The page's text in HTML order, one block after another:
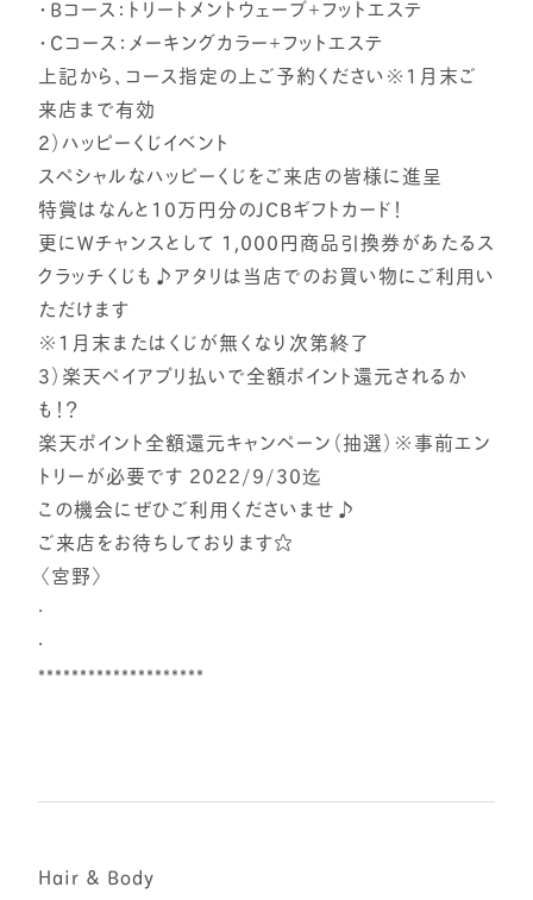
・Bコース：トリートメントウェーブ＋フットエステ
・Cコース：メーキングカラー＋フットエステ
上記から、コース指定の上ご予約ください※1月末ご
来店まで有効
2）ハッピーくじイベント
スペシャルなハッピーくじをご来店の皆様に進呈
特賞はなんと10万円分のJCBギフトカード！
更にWチャンスとして 1,000円商品引換券があたるス
クラッチくじも♪アタリは当店でのお買い物にご利用い
ただけます
※1月末またはくじが無くなり次第終了
3）楽天ペイアプリ払いで全額ポイント還元されるか
も！？
楽天ポイント全額還元キャンペーン（抽選）※事前エン
トリーが必要です 2022/9/30迄
この機会にぜひご利用くださいませ♪
ご来店をお待ちしております☆
〈宮野〉
·
·
********************
Hair & Body